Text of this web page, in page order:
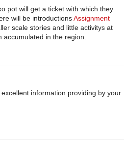
pot will get a ticket with which they
will be introductionsAssignment
scale stories and little activitys at
in the region.
information providing by your